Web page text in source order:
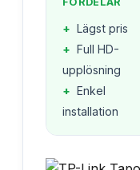
+ Lägst pris
+ Full HD-
upplösning
+ Enkel
installation